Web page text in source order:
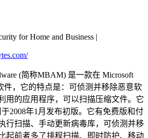
for Home and Business |
(简称MBAM) 是一款在 Microsoft
件，它的特点是：可侦测并移除恶意软
用的应用程序，可以扫描压缩文件。它
于2008年1月发布初版。它有免费版和付
行扫描、手动更新病毒库，可侦测并移
起前者多了排程扫描、即时防护、移动